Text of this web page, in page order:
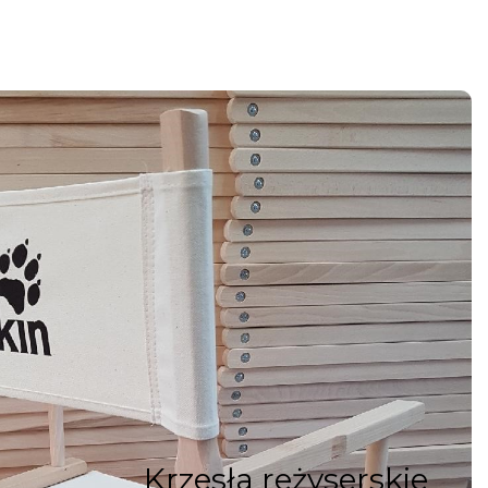
Krzesła reżyserskie